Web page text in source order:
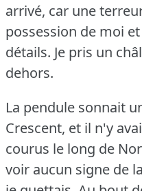
arrivé, car une
possession de moi
détails. Je pris un
dehors.
La pendule sonnait
Crescent, et il n'y
courus le long de
voir aucun signe de